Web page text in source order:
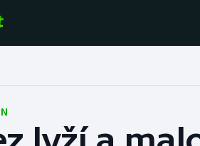
Baseball a softbal